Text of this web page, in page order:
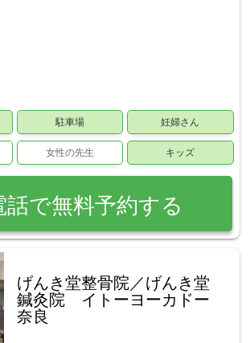
駐車場 妊婦さん
女性の先生 キッズ
話で無料予約する
げんき堂整骨院／げんき堂
鍼灸院 イトーヨーカドー
奈良